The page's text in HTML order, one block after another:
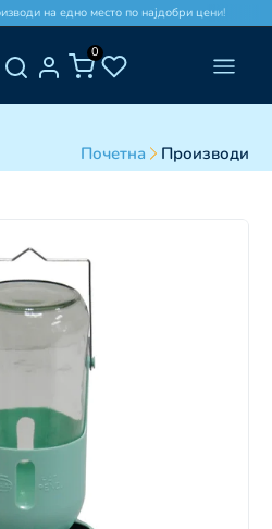
на едно место по најдобри цени!
0
Почетна
Производи